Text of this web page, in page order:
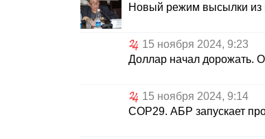
Новый режим высылки из
15 ноября 2024, 9:23
Доллар начал дорожать.
15 ноября 2024, 9:14
COP29. АБР запускает